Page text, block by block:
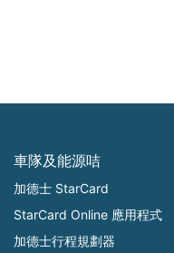
車隊及能源咭
加德士 StarCard
StarCard Online 應用程式
加德士行程規劃器